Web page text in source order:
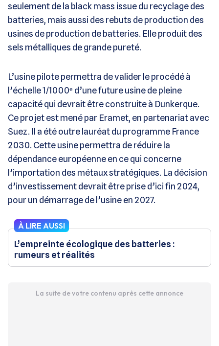
seulement de la black mass issue du recyclage des
batteries, mais aussi des rebuts de production des
usines de production de batteries. Elle produit des
sels métalliques de grande pureté.
L’usine pilote permettra de valider le procédé à
l’échelle 1/1000ᵉ d’une future usine de pleine
capacité qui devrait être construite à Dunkerque.
Ce projet est mené par Eramet, en partenariat avec
Suez. Il a été outre lauréat du programme France
2030. Cette usine permettra de réduire la
dépendance européenne en ce qui concerne
l’importation des métaux stratégiques. La décision
d’investissement devrait être prise d’ici fin 2024,
pour un démarrage de l’usine en 2027.
À LIRE AUSSI
L’empreinte écologique des batteries :
rumeurs et réalités
La suite de votre contenu après cette annonce